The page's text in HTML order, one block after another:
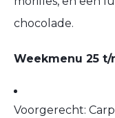
chocolade.
Weekmenu 25 t/
Voorgerecht: